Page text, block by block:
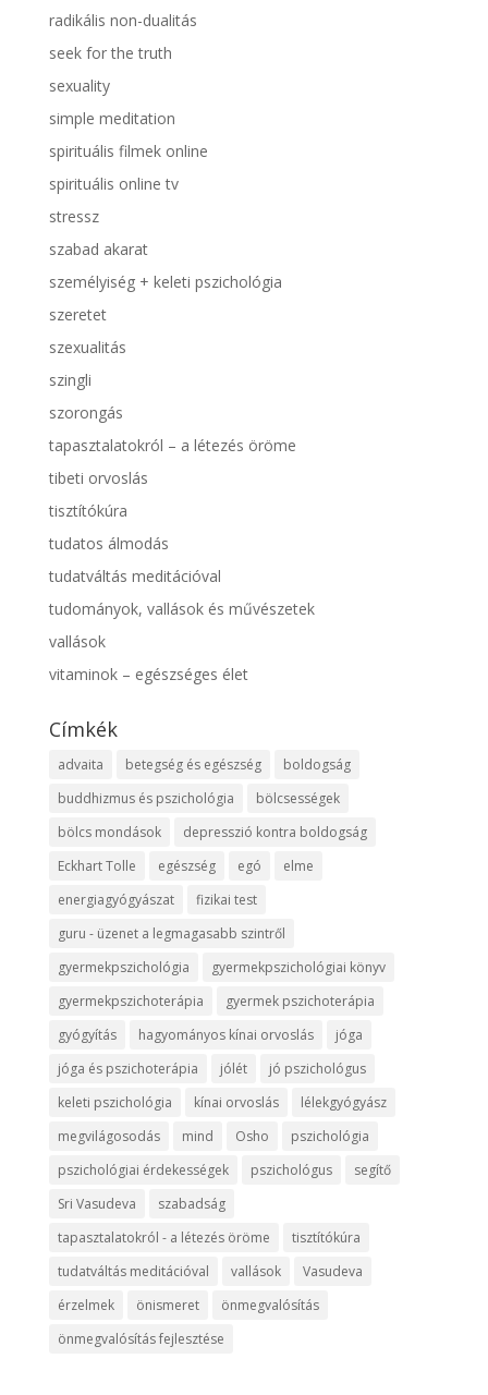
radikális non-dualitás
seek for the truth
sexuality
simple meditation
spirituális filmek online
spirituális online tv
stressz
szabad akarat
személyiség + keleti pszichológia
szeretet
szexualitás
szingli
szorongás
tapasztalatokról – a létezés öröme
tibeti orvoslás
tisztítókúra
tudatos álmodás
tudatváltás meditációval
tudományok, vallások és művészetek
vallások
vitaminok – egészséges élet
Címkék
advaita betegség és egészség
boldogság
buddhizmus és pszichológia
bölcsességek
bölcs mondások
depresszió kontra boldogság
Eckhart Tolle
egészség egó
elme
energiagyógyászat
fizikai test
guru - üzenet a legmagasabb szintről
gyermekpszichológia
gyermekpszichológiai könyv
gyermekpszichoterápia
gyermek pszichoterápia
gyógyítás
hagyományos kínai orvoslás
jóga
jóga és pszichoterápia
jólét
jó pszichológus
keleti pszichológia
kínai orvoslás
lélekgyógyász
megvilágosodás
mind Osho
pszichológia
pszichológiai érdekességek
pszichológus
segítő
Sri Vasudeva
szabadság
tapasztalatokról - a létezés öröme
tisztítókúra
tudatváltás meditációval
vallások
Vasudeva
érzelmek
önismeret
önmegvalósítás
önmegvalósítás fejlesztése